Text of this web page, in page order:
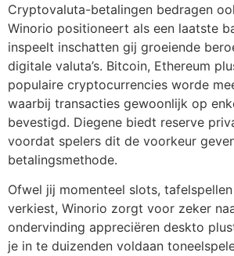
Cryptovaluta-betalingen bedragen
Winorio positioneert als een laatste
inspeelt inschatten gij groeiende
digitale valuta’s. Bitcoin, Ethereum
populaire cryptocurrencies worde
waarbij transacties gewoonlijk op
bevestigd. Diegene biedt reserve
voordat spelers dit de voorkeur
betalingsmethode.
Ofwel jij momenteel slots,
verkiest, Winorio zorgt voor zeker
ondervinding appreciëren deskto
je in te duizenden voldaan